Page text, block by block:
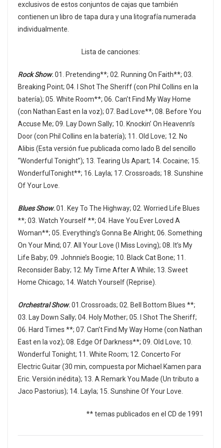
exclusivos de estos conjuntos de cajas que también
contienen un libro de tapa dura y una litografía numerada
individualmente.
Lista de canciones:
Rock Show.01. Pretending**; 02. Running On Faith**; 03.
Breaking Point; 04. I Shot The Sheriff (con Phil Collins en la
batería); 05. White Room**; 06. Can’t Find My Way Home
(con Nathan East en la voz); 07. Bad Love**; 08. Before You
Accuse Me; 09. Lay Down Sally; 10. Knockin’ On Heavenn’s
Door (con Phil Collins en la batería); 11. Old Love; 12. No
Alibis (Esta versión fue publicada como lado B del sencillo
“Wonderful Tonight”); 13. Tearing Us Apart; 14. Cocaine; 15.
WonderfulTonight**; 16. Layla; 17. Crossroads; 18. Sunshine
Of Your Love.
Blues Show.01. Key To The Highway; 02. Worried Life Blues
**; 03. Watch Yourself **; 04. Have You Ever Loved A
Woman**; 05. Everything’s Gonna Be Alright; 06. Something
On Your Mind; 07. All Your Love (I Miss Loving); 08. It’s My
Life Baby; 09. Johnnie’s Boogie; 10. Black Cat Bone; 11.
Reconsider Baby; 12. My Time After A While; 13. Sweet
Home Chicago; 14. Watch Yourself (Reprise).
Orchestral Show.01.Crossroads; 02. Bell Bottom Blues **;
03. Lay Down Sally; 04. Holy Mother; 05. I Shot The Sheriff;
06. Hard Times **; 07. Can’t Find My Way Home (con Nathan
East en la voz); 08. Edge Of Darkness**; 09. Old Love; 10.
Wonderful Tonight; 11. White Room; 12. Concerto For
Electric Guitar (30 min, compuesta por Michael Kamen para
Eric. Versión inédita); 13. A Remark You Made (Un tributo a
Jaco Pastorius); 14. Layla; 15. Sunshine Of Your Love.
** temas publicados en el CD de 1991